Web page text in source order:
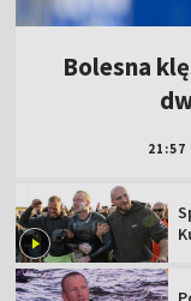
Bolesna
21:57